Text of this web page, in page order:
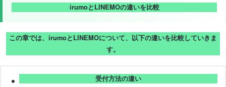
irumoとLINEMOの違いを比較
この章では、irumoとLINEMOについて、以下の違いを比較していきま
す。
受付方法の違い